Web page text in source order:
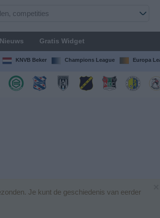
Nieuws Gratis Widget
KNVB Beker Champions League Europa
Je kunt de geschiedenis van eerder